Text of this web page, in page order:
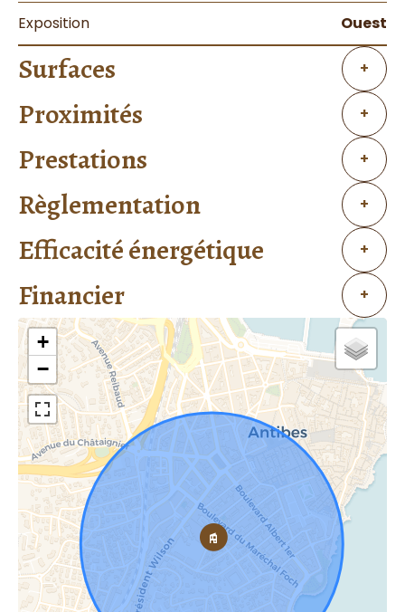
Exposition Ouest
Surfaces +
Proximités +
Prestations +
Règlementation +
Efficacité énergétique +
Financier +
+
−